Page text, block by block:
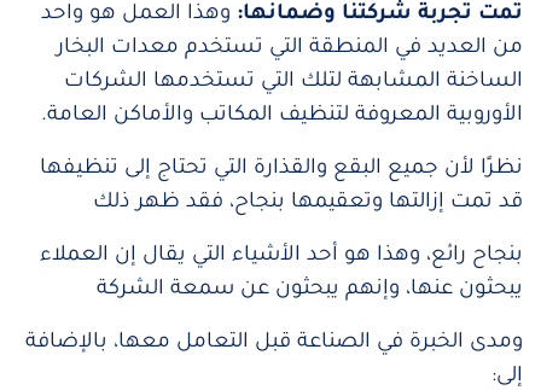
تمت تجربة شركتنا وضمانها: وهذا العمل هو واحد
من العديد في المنطقة التي تستخدم معدات البخار
الساخنة المشابهة لتلك التي تستخدمها الشركات
الأوروبية المعروفة لتنظيف المكاتب والأماكن العامة.
نظرًا لأن جميع البقع والقذارة التي تحتاج إلى تنظيفها
قد تمت إزالتها وتعقيمها بنجاح، فقد ظهر ذلك
بنجاح رائع، وهذا هو أحد الأشياء التي يقال إن العملاء
يبحثون عنها، وإنهم يبحثون عن سمعة الشركة
ومدى الخبرة في الصناعة قبل التعامل معها، بالإضافة
إلى: